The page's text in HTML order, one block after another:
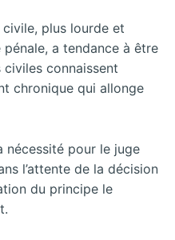
plus lourde et
a tendance à être
connaissent
chronique qui allonge
nécessité pour le juge
l’attente de la décision
du principe le